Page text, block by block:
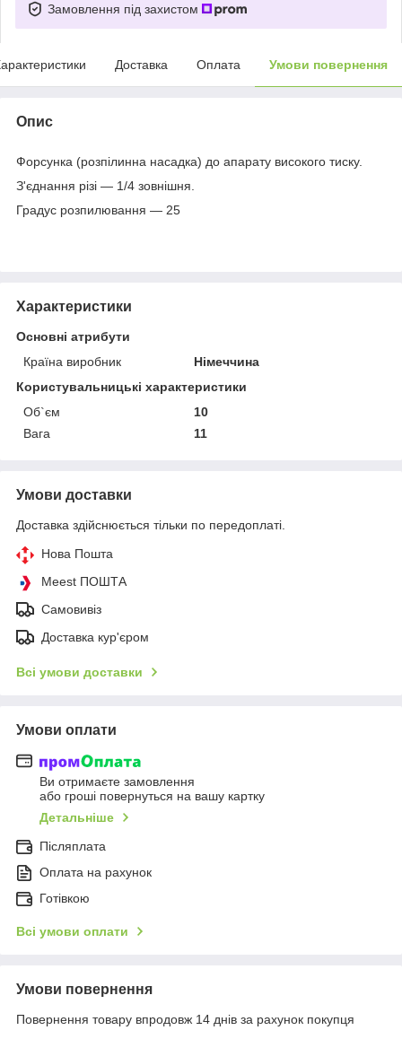
Замовлення під захистом
Доставка Оплата Умови повернення
Опис
Форсунка (розпілинна насадка) до апарату високого тиску.
З'єднання різі — 1/4 зовнішня.
Градус розпилювання — 25
Характеристики
Основні атрибути
Країна виробник
Німеччина
Користувальницькі характеристики
Об`єм
10
Вага
11
Умови доставки
Доставка здійснюється тільки по передоплаті.
Нова Пошта
Meest ПОШТА
Самовивіз
Доставка кур'єром
Всі умови доставки
Умови оплати
Ви отримаєте замовлення
або гроші повернуться на вашу картку
Детальніше
Післяплата
Оплата на рахунок
Готівкою
Всі умови оплати
Умови повернення
Повернення товару впродовж 14 днів за рахунок покупця